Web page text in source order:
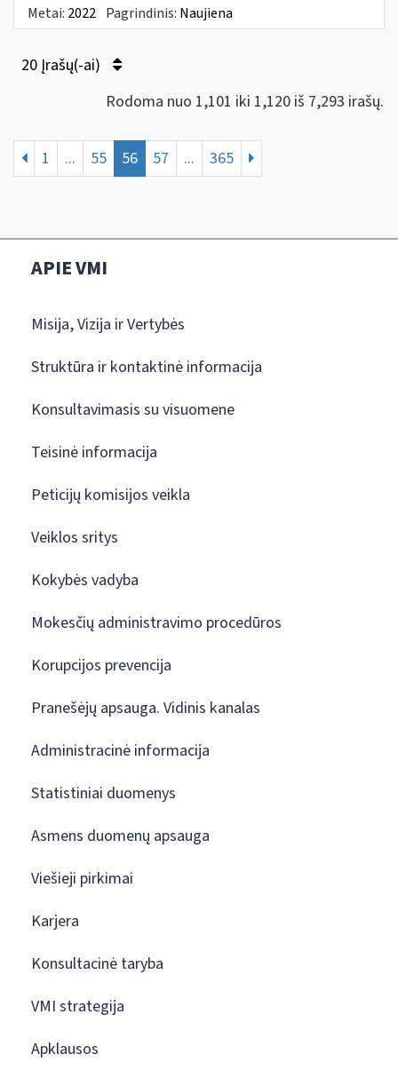
Metai: 2022 Pagrindinis: Naujiena
20 Įrašų(-ai)
Rodoma nuo 1,101 iki 1,120 iš 7,293 irašų.
1 ... 55 56 57 ... 365
APIE VMI
Misija, Vizija ir Vertybės
Struktūra ir kontaktinė informacija
Konsultavimasis su visuomene
Teisinė informacija
Peticijų komisijos veikla
Veiklos sritys
Kokybės vadyba
Mokesčių administravimo procedūros
Korupcijos prevencija
Pranešėjų apsauga. Vidinis kanalas
Administracinė informacija
Statistiniai duomenys
Asmens duomenų apsauga
Viešieji pirkimai
Karjera
Konsultacinė taryba
VMI strategija
Apklausos